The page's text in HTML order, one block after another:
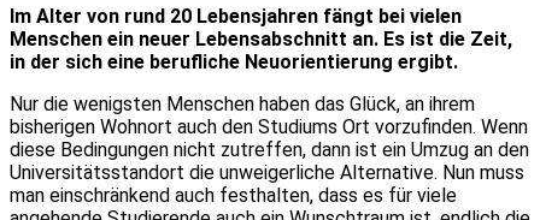
Im Alter von rund 20 Lebensjahren fängt bei vielen
Menschen ein neuer Lebensabschnitt an. Es ist die Zeit,
in der sich eine berufliche Neuorientierung ergibt.
Nur die wenigsten Menschen haben das Glück, an ihrem
bisherigen Wohnort auch den Studiums Ort vorzufinden. Wenn
diese Bedingungen nicht zutreffen, dann ist ein Umzug an den
Universitätsstandort die unweigerliche Alternative. Nun muss
man einschränkend auch festhalten, dass es für viele